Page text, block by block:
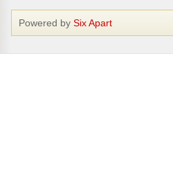
Powered by Six Apart